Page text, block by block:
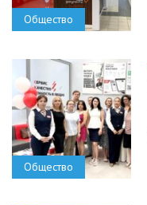
Общество
Общество